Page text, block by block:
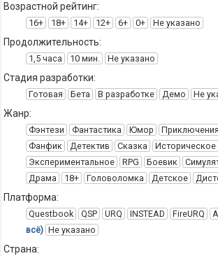
Возрастной рейтинг:
16+ 18+ 14+ 12+ 6+ 0+ Не указано
Продолжительность:
1,5 часа 10 мин. Не указано
Стадия разработки:
Готовая Бета В разработке Демо Не
Жанр:
Фэнтези Фантастика Юмор Приключения
Фанфик
Детектив Сказка
Историческое
Экспериментальное
RPG Боевик
Драма
18+ Головоломка Детское
Платформа:
Questbook QSP URQ INSTEAD FireURQ
всё) Не указано
Страна: